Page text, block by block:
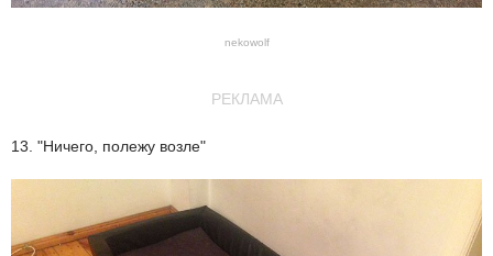
nekowolf
РЕКЛАМА
13. "Ничего, полежу возле"